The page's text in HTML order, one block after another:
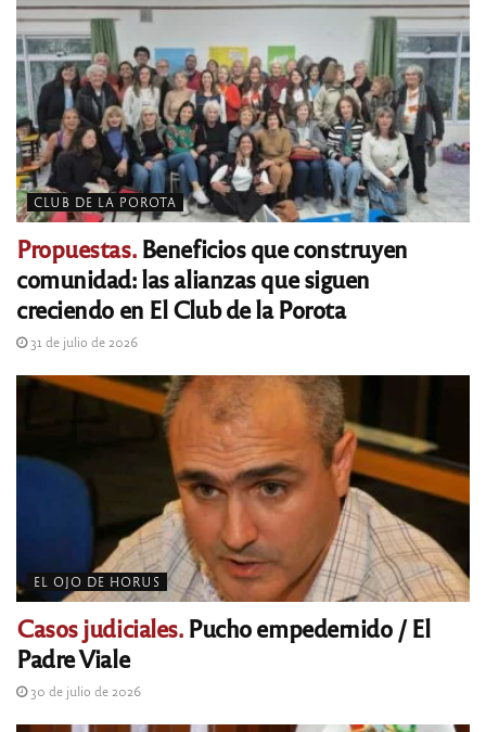
CLUB DE LA POROTA
Propuestas.Beneficios que construyen
comunidad: las alianzas que siguen
creciendo en El Club de la Porota
31 de julio de 2026
EL OJO DE HORUS
Casos judiciales.Pucho empedernido / El
Padre Viale
30 de julio de 2026